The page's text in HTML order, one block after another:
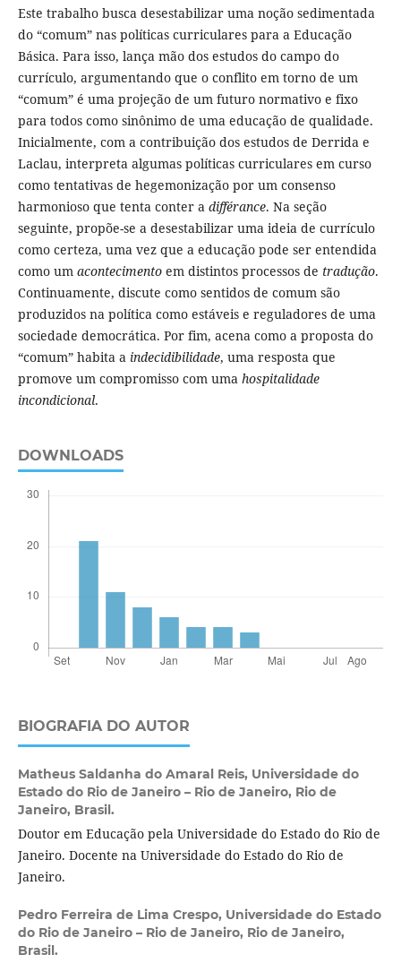
Este trabalho busca desestabilizar uma noção sedimentada
do “comum” nas políticas curriculares para a Educação
Básica. Para isso, lança mão dos estudos do campo do
currículo, argumentando que o conflito em torno de um
“comum” é uma projeção de um futuro normativo e fixo
para todos como sinônimo de uma educação de qualidade.
Inicialmente, com a contribuição dos estudos de Derrida e
Laclau, interpreta algumas políticas curriculares em curso
como tentativas de hegemonização por um consenso
harmonioso que tenta conter a différance. Na seção
seguinte, propõe-se a desestabilizar uma ideia de currículo
como certeza, uma vez que a educação pode ser entendida
como um acontecimentoem distintos processos de tradução.
Continuamente, discute como sentidos de comum são
produzidos na política como estáveis e reguladores de uma
sociedade democrática. Por fim, acena como a proposta do
“comum” habita a indecidibilidade, uma resposta que
promove um compromisso com uma hospitalidade
incondicional.
DOWNLOADS
BIOGRAFIA DO AUTOR
Matheus Saldanha do Amaral Reis, Universidade do
Estado do Rio de Janeiro – Rio de Janeiro, Rio de
Janeiro, Brasil.
Doutor em Educação pela Universidade do Estado do Rio de
Janeiro. Docente na Universidade do Estado do Rio de
Janeiro.
Pedro Ferreira de Lima Crespo, Universidade do Estado
do Rio de Janeiro – Rio de Janeiro, Rio de Janeiro,
Brasil.